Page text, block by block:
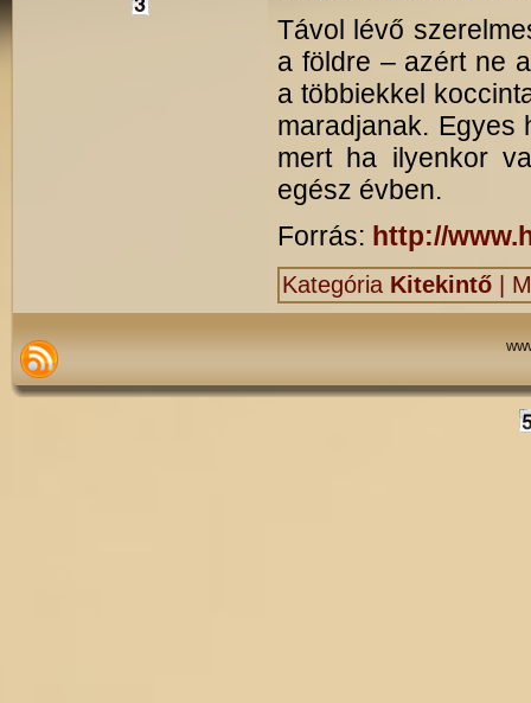
Távol lévő
a földre – azért ne
a többiekkel
maradjanak. Egyes
mert ha ilyenkor
egész évben.
Forrás: http://
Kategória Kitekintő